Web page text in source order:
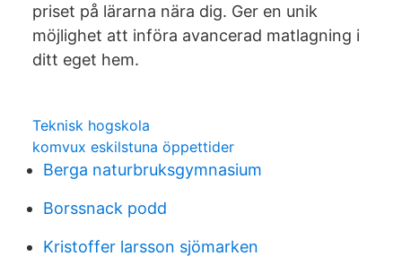
priset på lärarna nära dig. Ger en unik
möjlighet att införa avancerad matlagning i
ditt eget hem.
Teknisk hogskola
komvux eskilstuna öppettider
Berga naturbruksgymnasium
Borssnack podd
Kristoffer larsson sjömarken